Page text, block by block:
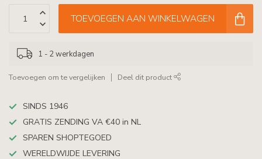
TOEVOEGEN AAN WINKELWAGEN
1 - 2 werkdagen
Toevoegen om te vergelijken Deel dit product
SINDS 1946
GRATIS ZENDING VA €40 in NL
SPAREN SHOPTEGOED
WERELDWIJDE LEVERING